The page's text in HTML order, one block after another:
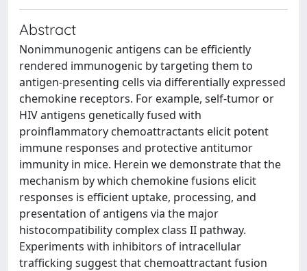
Abstract
Nonimmunogenic antigens can be efficiently
rendered immunogenic by targeting them to
antigen-presenting cells via differentially expressed
chemokine receptors. For example, self-tumor or
HIV antigens genetically fused with
proinflammatory chemoattractants elicit potent
immune responses and protective antitumor
immunity in mice. Herein we demonstrate that the
mechanism by which chemokine fusions elicit
responses is efficient uptake, processing, and
presentation of antigens via the major
histocompatibility complex class II pathway.
Experiments with inhibitors of intracellular
trafficking suggest that chemoattractant fusion